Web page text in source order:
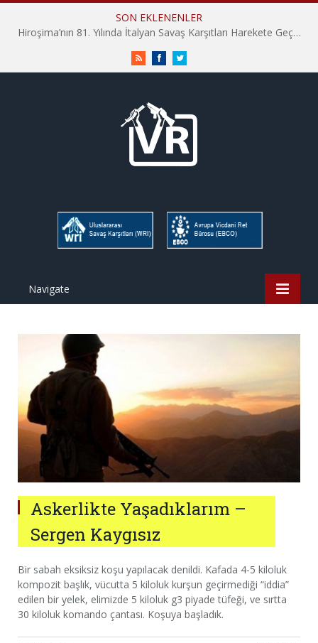
SON EKLENENLER
Hiroşima’nın 81. Yılında İtalyan Savaş Karşıtları Harekete Geçti: “Hatırlamak yeterli değil”
RSS FacebookTwitter
Navigate
Askerlikte Yaşadıklarım –
Sergen Kaygısız
Bir sabah eksiksiz koşu yapılacak denildi. Kafada 4-5 kiloluk
kompozit başlık, vücutta 5 kiloluk kurşun geçirmediği “iddia”
edilen bir yelek, elimizde 5 kiloluk g3 piyade tüfeği, ve sırtta
30 kiloluk komando çantası. Koşuya başladık.